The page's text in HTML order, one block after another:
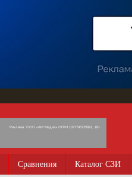
Реклама. ООО «АМ Медиа» ОГРН 1077746725891, 18+
Сравнения Каталог СЗИ